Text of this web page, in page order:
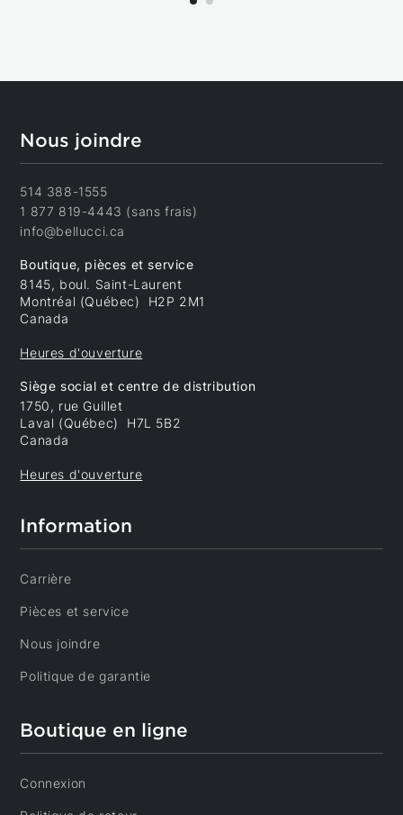
Nous joindre
514 388-1555
1 877 819-4443 (sans frais)
info@bellucci.ca
Boutique, pièces et service
8145, boul. Saint-Laurent
Montréal (Québec) H2P 2M1
Canada
Heures d'ouverture
Siège social et centre de distribution
1750, rue Guillet
Laval (Québec) H7L 5B2
Canada
Heures d'ouverture
Information
Carrière
Pièces et service
Nous joindre
Politique de garantie
Boutique en ligne
Connexion